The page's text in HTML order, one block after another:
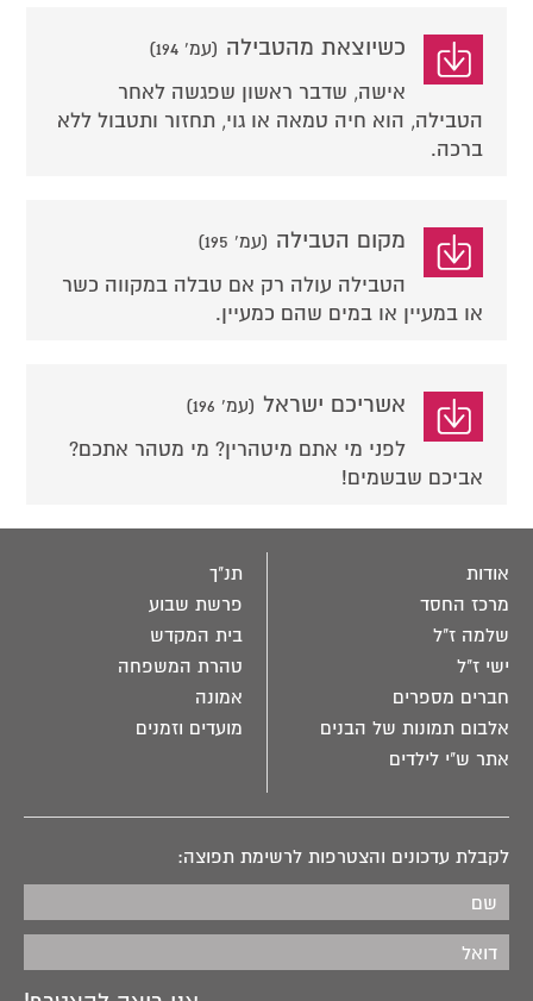
כשיוצאת מהטבילה (עמ' 194)
אישה, שדבר ראשון שפגשה לאחר
הטבילה, הוא חיה טמאה או גוי, תחזור ותטבול ללא
ברכה.
מקום הטבילה (עמ' 195)
הטבילה עולה רק אם טבלה במקווה כשר
או במעיין או במים שהם כמעיין.
אשריכם ישראל (עמ' 196)
לפני מי אתם מיטהרין? מי מטהר אתכם?
אביכם שבשמים!
אודות
מרכז החסד
שלמה ז"ל
ישי ז"ל
חברים מספרים
אלבום תמונות של הבנים
אתר ש"י לילדים
תנ"ך
פרשת שבוע
בית המקדש
טהרת המשפחה
אמונה
מועדים וזמנים
לקבלת עדכונים והצטרפות לרשימת תפוצה: